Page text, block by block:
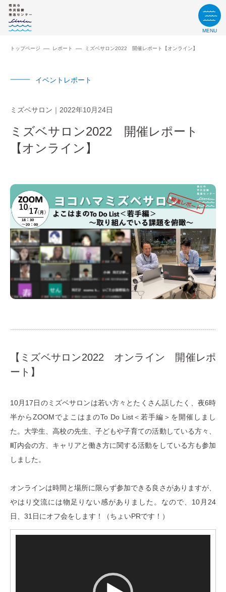
MENU
トップページ レポート ミズベサロン2022 開催レポート【オンライン】
イベントレポート
ミズベサロン 2022年10月24日
ミズベサロン2022 開催レポート
【オンライン】
【ミズベサロン2022 オンライン 開催レポ
ート】
10月17日のミズベサロンは若い方々とたくさん話したく、夜6時
半からZOOMでよこはまのTo Do List＜若手編＞を開催しまし
た。大学生、高校の先生、子どもや子育ての活動している方々、
町内会の方、キャリアと働き方に関する活動をしている方も参加
しました。
オンラインは時間と場所に限らず参加できる良さがありますが、
やはり交流には物足りない感がありました。なので、10月24
日、31日にオフ会をします！（ちょいPRです！）